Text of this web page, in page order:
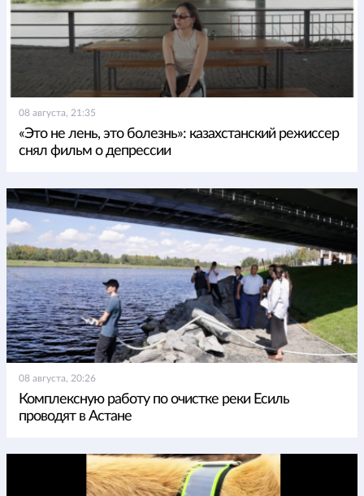
08 августа, 21:35
«Это не лень, это болезнь»: казахстанский режиссер
снял фильм о депрессии
08 августа, 20:26
Комплексную работу по очистке реки Есиль
проводят в Астане